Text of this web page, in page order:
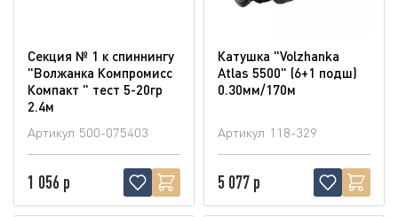
Секция № 1 к спиннингу
"Волжанка Компромисс
Компакт " тест 5-20гр
2.4м
Артикул 500-075403
1 056 р
Катушка "Volzhanka
Atlas 5500" (6+1 подш)
0.30мм/170м
Артикул 118-329
5 077 р